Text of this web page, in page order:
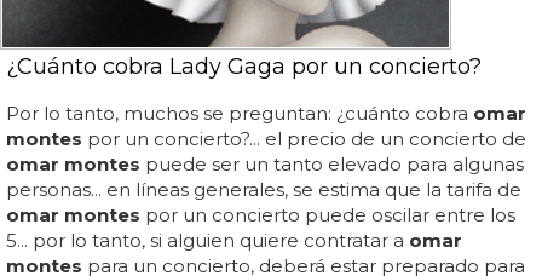
¿Cuánto cobra Lady Gaga por un concierto?
Por lo tanto, muchos se preguntan: ¿cuánto cobra omar
montes por un concierto?... el precio de un concierto de
omar montes puede ser un tanto elevado para algunas
personas... en líneas generales, se estima que la tarifa de
omar montes por un concierto puede oscilar entre los
5... por lo tanto, si alguien quiere contratar a omar
montes para un concierto, deberá estar preparado para